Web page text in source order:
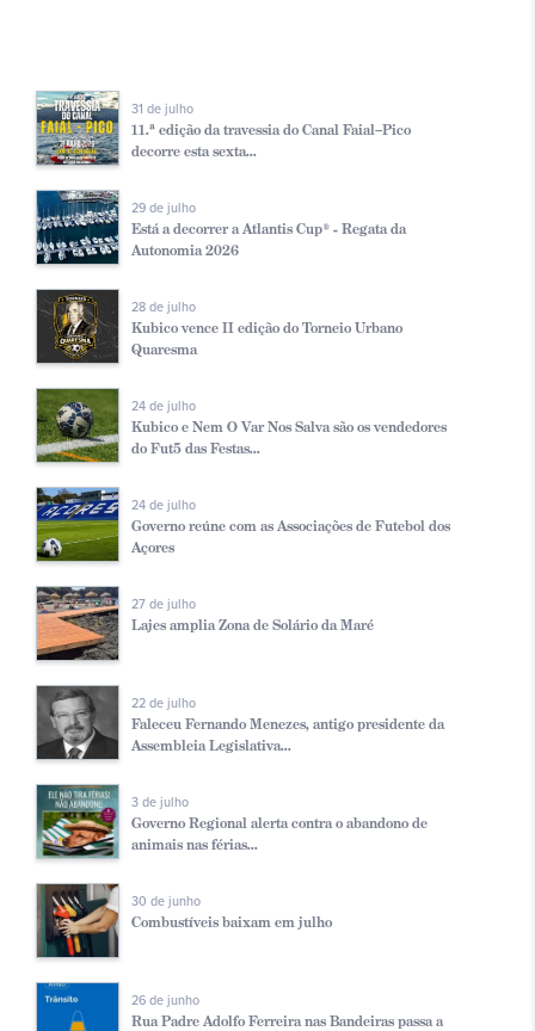
31 de julho
11.ª edição da travessia do Canal Faial–Pico
decorre esta sexta...
29 de julho
Está a decorrer a Atlantis Cup® - Regata da
Autonomia 2026
28 de julho
Kubico vence II edição do Torneio Urbano
Quaresma
24 de julho
Kubico e Nem O Var Nos Salva são os vendedores
do Fut5 das Festas...
24 de julho
Governo reúne com as Associações de Futebol dos
Açores
27 de julho
Lajes amplia Zona de Solário da Maré
22 de julho
Faleceu Fernando Menezes, antigo presidente da
Assembleia Legislativa...
3 de julho
Governo Regional alerta contra o abandono de
animais nas férias...
30 de junho
Combustíveis baixam em julho
26 de junho
Rua Padre Adolfo Ferreira nas Bandeiras passa a